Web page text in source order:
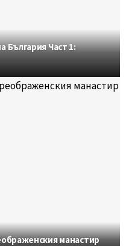
България Част 1:
манастир